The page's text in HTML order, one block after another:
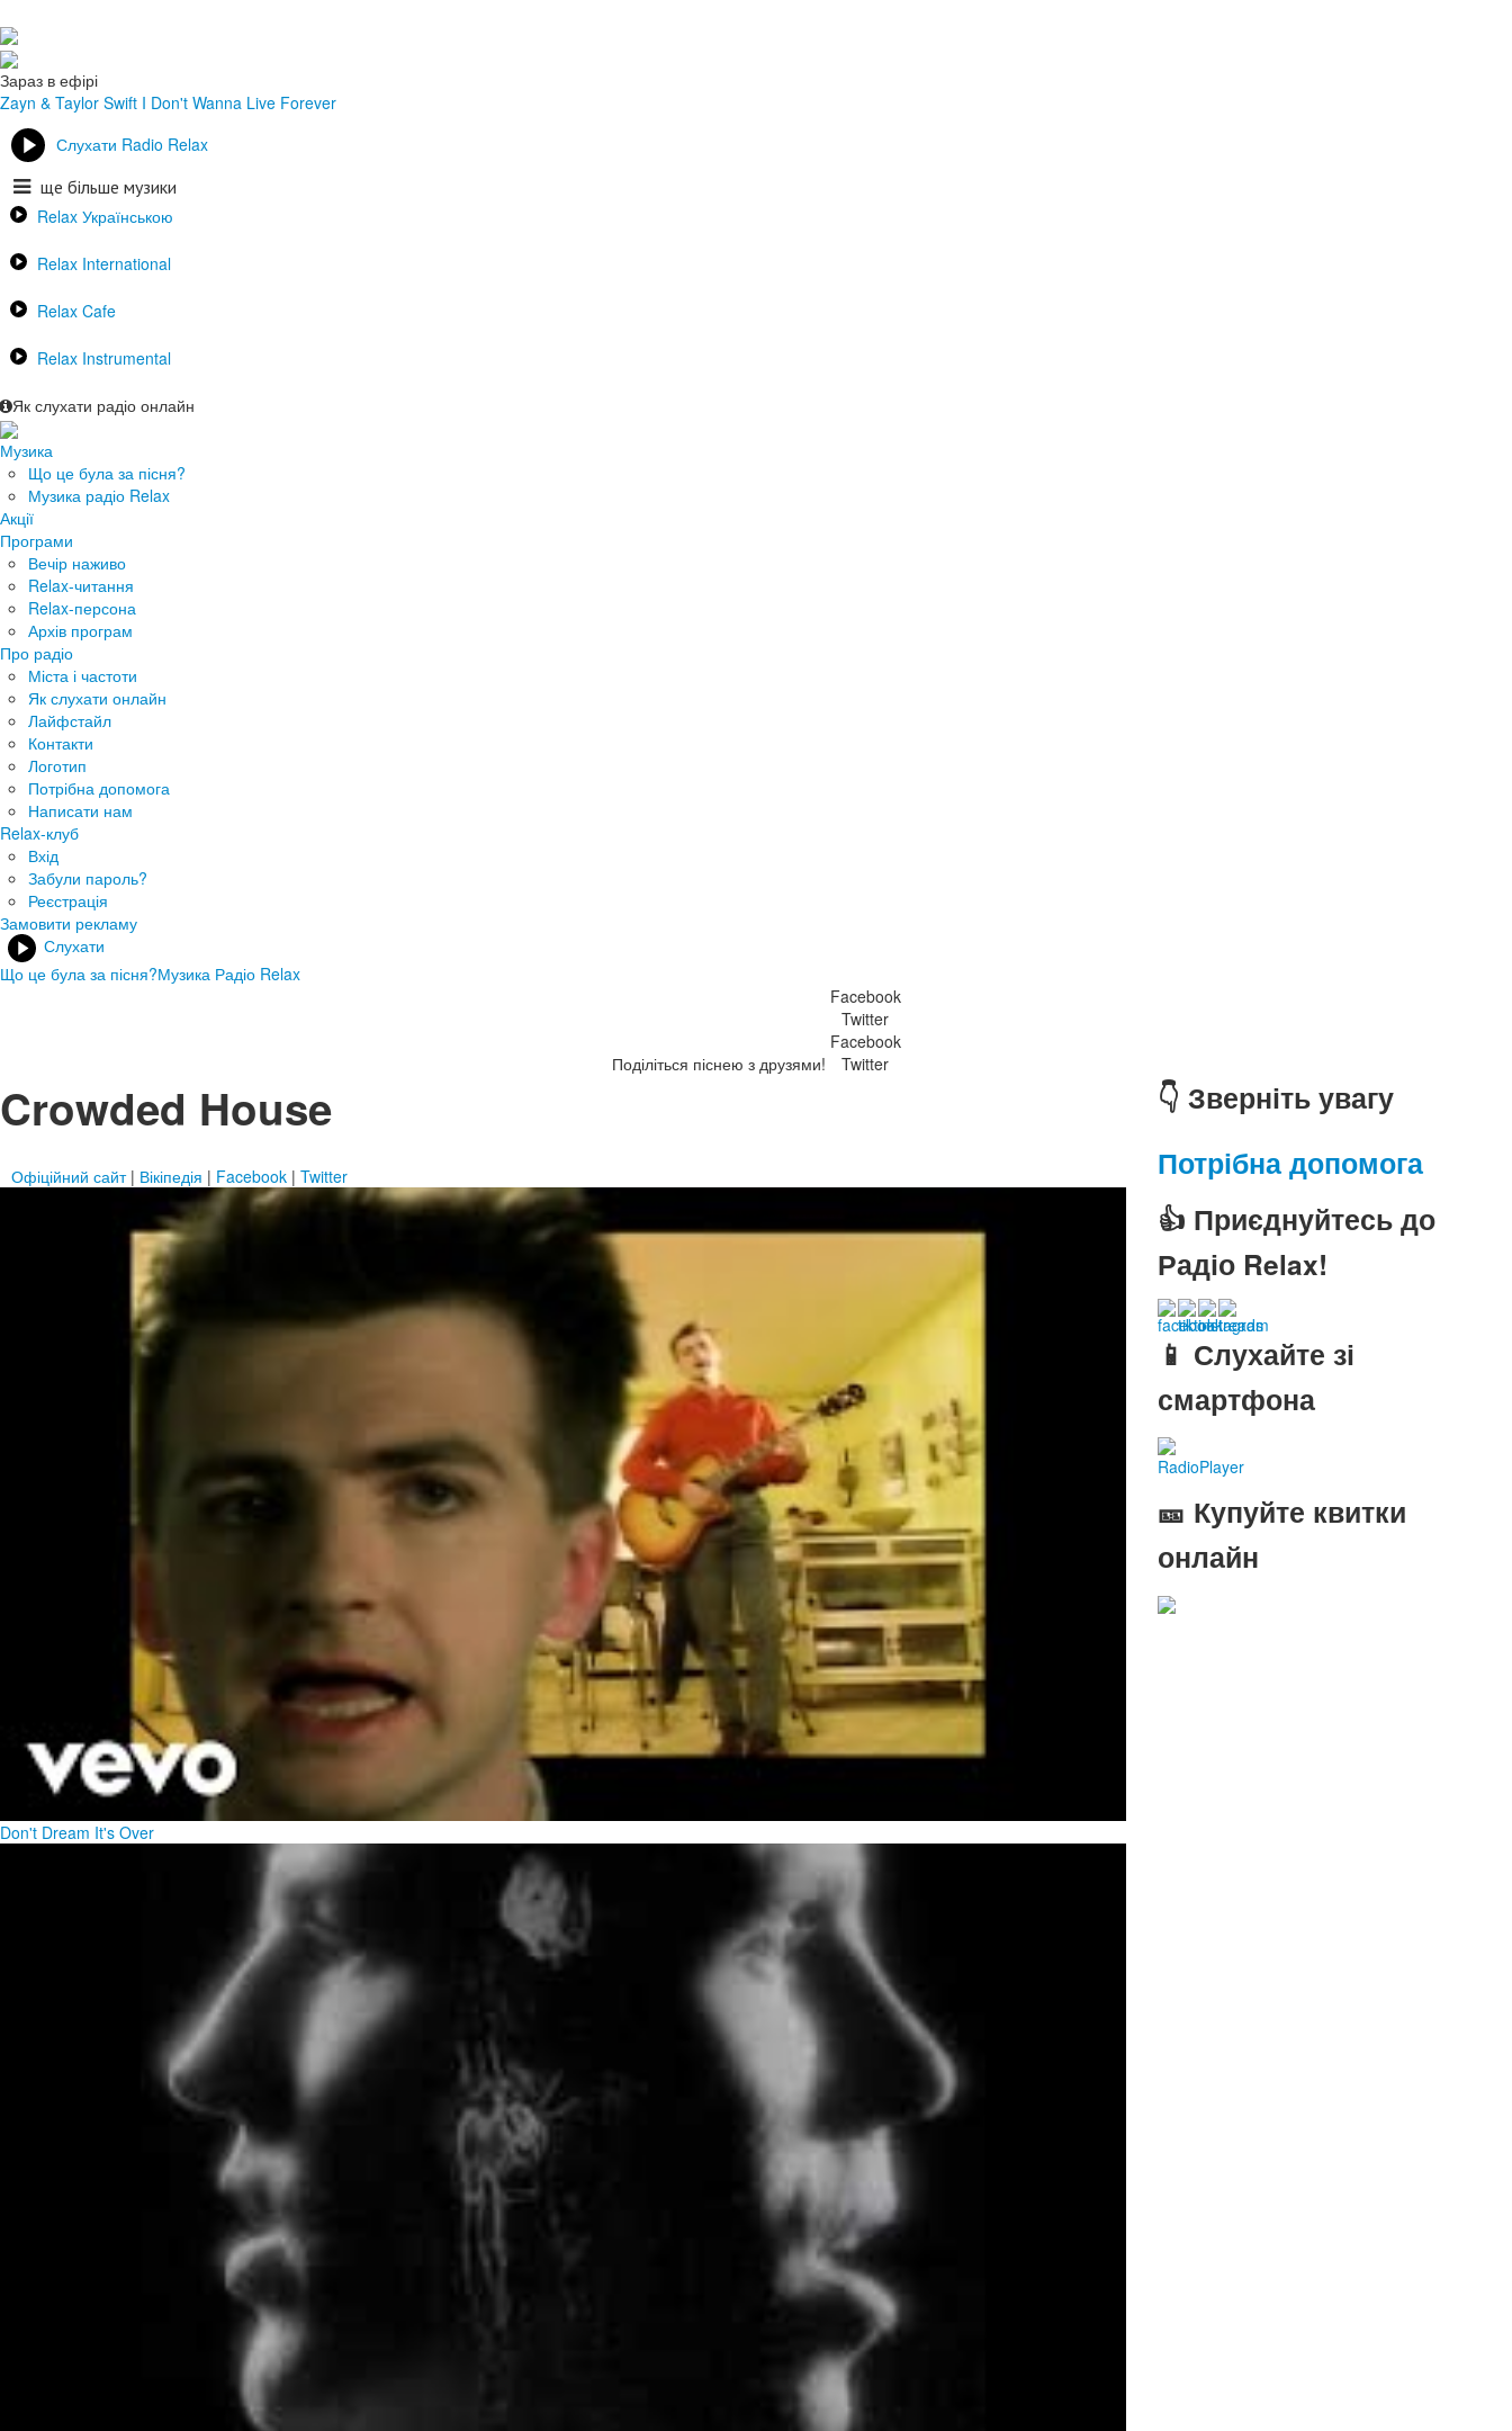
Зараз в ефірі
Zayn & Taylor Swift I Don't Wanna Live Forever
Слухати Radio Relax
ще більше музики
Relax Українською
Relax International
Relax Cafe
Relax Instrumental
Як слухати радіо онлайн
Музика
Що це була за пісня?
Музика радіо Relax
Акції
Програми
Вечір наживо
Relax-читання
Relax-персона
Архів програм
Про радіо
Міста і частоти
Як слухати онлайн
Лайфстайл
Контакти
Логотип
Потрібна допомога
Написати нам
Relax-клуб
Вхід
Забули пароль?
Реєстрація
Замовити рекламу
Слухати
Що це була за пісня?Музика Радіо Relax
Поділіться піснею з друзями!
Facebook
Twitter
Facebook
Twitter
Crowded House
Офіційний сайт| Вікіпедія | Facebook | Twitter
Don't Dream It's Over
👇 Зверніть увагу
Потрібна допомога
👍 Приєднуйтесь до
Радіо Relax!
📱 Слухайте зі
смартфона
RadioPlayer
🎫 Купуйте квитки
онлайн